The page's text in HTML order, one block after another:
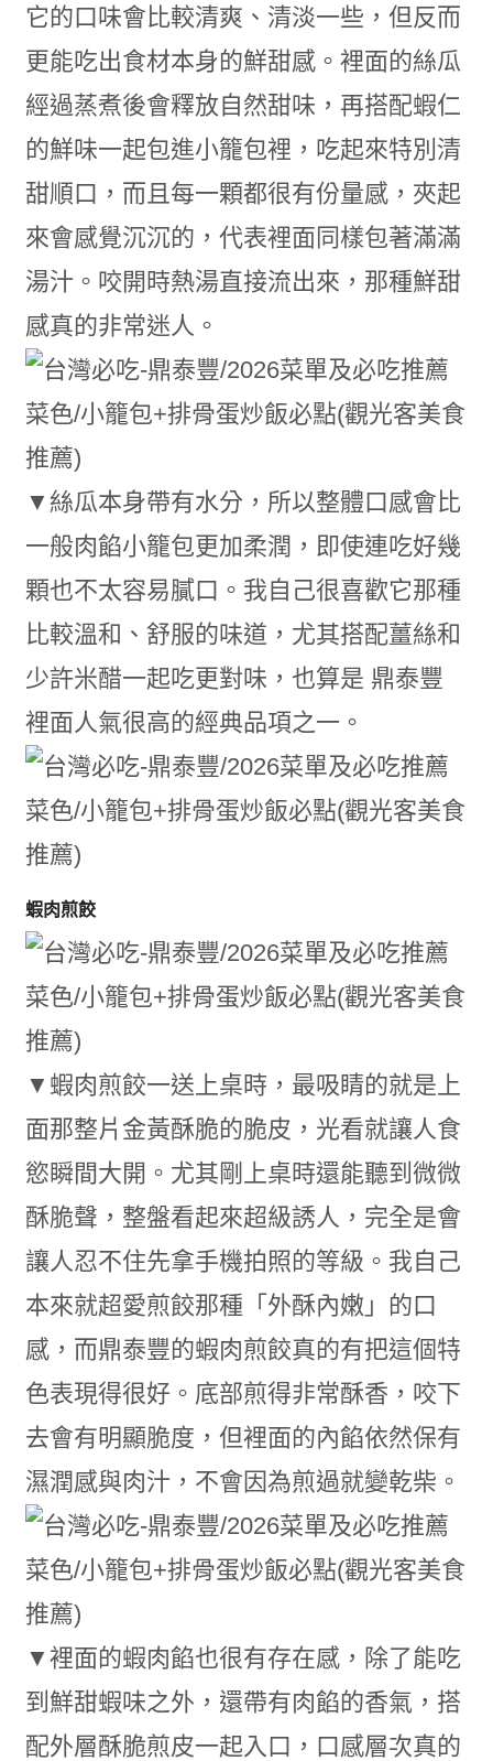
它的口味會比較清爽、清淡一些，但反而
更能吃出食材本身的鮮甜感。裡面的絲瓜
經過蒸煮後會釋放自然甜味，再搭配蝦仁
的鮮味一起包進小籠包裡，吃起來特別清
甜順口，而且每一顆都很有份量感，夾起
來會感覺沉沉的，代表裡面同樣包著滿滿
湯汁。咬開時熱湯直接流出來，那種鮮甜
感真的非常迷人。
▼絲瓜本身帶有水分，所以整體口感會比
一般肉餡小籠包更加柔潤，即使連吃好幾
顆也不太容易膩口。我自己很喜歡它那種
比較溫和、舒服的味道，尤其搭配薑絲和
少許米醋一起吃更對味，也算是 鼎泰豐
裡面人氣很高的經典品項之一。
蝦肉煎餃
▼蝦肉煎餃一送上桌時，最吸睛的就是上
面那整片金黃酥脆的脆皮，光看就讓人食
慾瞬間大開。尤其剛上桌時還能聽到微微
酥脆聲，整盤看起來超級誘人，完全是會
讓人忍不住先拿手機拍照的等級。我自己
本來就超愛煎餃那種「外酥內嫩」的口
感，而鼎泰豐的蝦肉煎餃真的有把這個特
色表現得很好。底部煎得非常酥香，咬下
去會有明顯脆度，但裡面的內餡依然保有
濕潤感與肉汁，不會因為煎過就變乾柴。
▼裡面的蝦肉餡也很有存在感，除了能吃
到鮮甜蝦味之外，還帶有肉餡的香氣，搭
配外層酥脆煎皮一起入口，口感層次真的